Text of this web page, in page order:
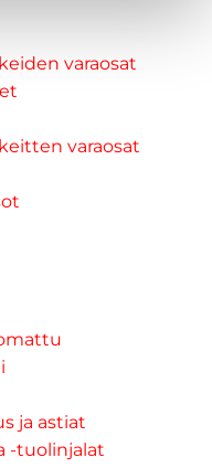
varaosat
varaosat
ja astiat
-tuolinjalat